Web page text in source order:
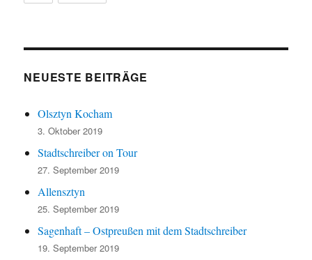
NEUESTE BEITRÄGE
Olsztyn Kocham
3. Oktober 2019
Stadtschreiber on Tour
27. September 2019
Allensztyn
25. September 2019
Sagenhaft – Ostpreußen mit dem Stadtschreiber
19. September 2019